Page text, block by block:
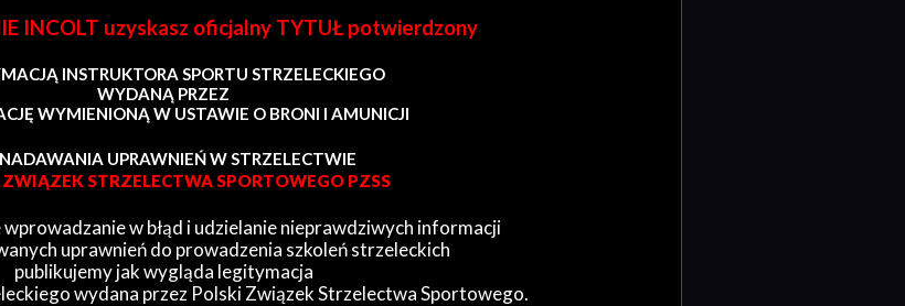
INCOLT uzyskasz oficjalny TYTUŁ potwierdzony
INSTRUKTORA SPORTU STRZELECKIEGO
WYDANĄ PRZEZ
WYMIENIONĄ W USTAWIE O BRONI I AMUNICJI
UPRAWNIEŃ W STRZELECTWIE
STRZELECTWA SPORTOWEGO PZSS
w błąd i udzielanie nieprawdziwych informacji
uprawnień do prowadzenia szkoleń strzeleckich
publikujemy jak wygląda legitymacja
wydana przez Polski Związek Strzelectwa Sportowego.